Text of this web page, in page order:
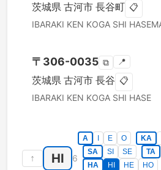
茨城県 古河市 長谷町 📋
IBARAKI KEN KOGA SHI
〒 306-0035 ⧉ 📍
茨城県 古河市 長谷 📋
IBARAKI KEN KOGA SHI HASE
↑ HI 6
A E O KA
SA
SI SE TA
HA
HI HE HO